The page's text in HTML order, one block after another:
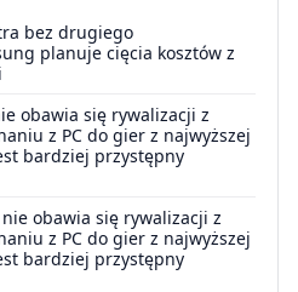
bez drugiego
planuje cięcia kosztów z
obawia się rywalizacji z
z PC do gier z najwyższej
bardziej przystępny
obawia się rywalizacji z
z PC do gier z najwyższej
bardziej przystępny